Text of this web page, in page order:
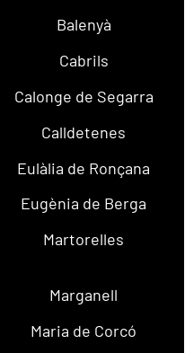
Balenyà
Cabrils
Calonge de Segarra
Calldetenes
Eulàlia de Ronçana
Eugènia de Berga
Martorelles
Marganell
Maria de Corcó